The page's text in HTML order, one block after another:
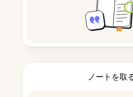
ノートを取